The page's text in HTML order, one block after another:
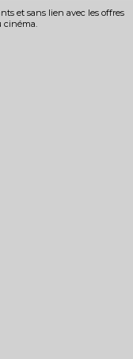
et sans lien avec les offres
cinéma.